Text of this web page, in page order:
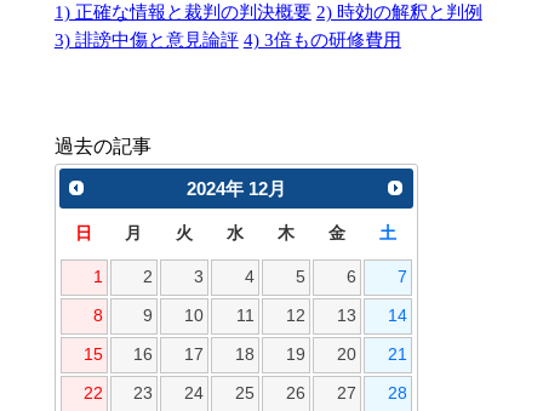
1) 正確な情報と裁判の判決概要 2) 時効の解釈と判例
3) 誹謗中傷と意見論評 4) 3倍もの研修費用
過去の記事
2024年 12月
日 月 火 水 木 金 土
1 2 3 4 5 6 7
8 9 10 11 12 13 14
15 16 17 18 19 20 21
22 23 24 25 26 27 28